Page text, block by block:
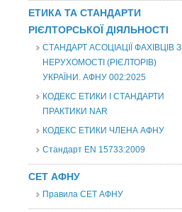
ЕТИКА ТА СТАНДАРТИ
РІЄЛТОРСЬКОЇ ДІЯЛЬНОСТІ
СТАНДАРТ АСОЦІАЦІЇ ФАХІВЦІВ З
НЕРУХОМОСТІ (РІЄЛТОРІВ)
УКРАЇНИ. АФНУ 002:2025
КОДЕКС ЕТИКИ І СТАНДАРТИ
ПРАКТИКИ NAR
КОДЕКС ЕТИКИ ЧЛЕНА АФНУ
Стандарт EN 15733:2009
СЕТ АФНУ
Правила СЕТ АФНУ